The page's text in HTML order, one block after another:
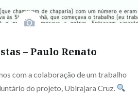
– Paulo Renato
com a colaboração de um trabalho
do projeto, Ubirajara Cruz.